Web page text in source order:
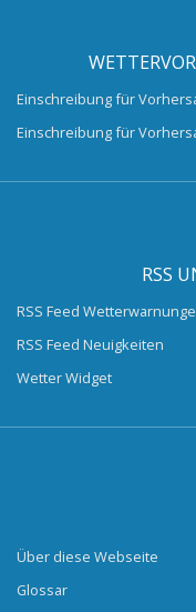
Einschreibung für
Einschreibung für
RSS
RSS Feed
RSS Feed Neuigkeiten
Wetter Widget
Über diese Webseite
Glossar